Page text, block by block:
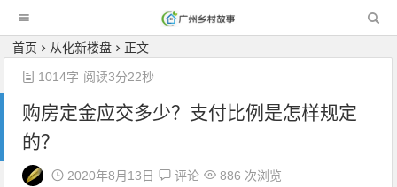
首页 从化新楼盘 正文
购房定金应交多少？支付比例是怎样规定
的？
2020年8月13日 评论 886 次浏览
1014字 阅读3分22秒